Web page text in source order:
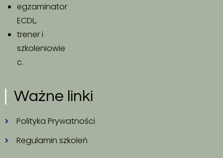
egzaminator
ECDL,
trener i
szkoleniowie
c.
Ważne linki
Polityka Prywatności
Regulamin szkoleń